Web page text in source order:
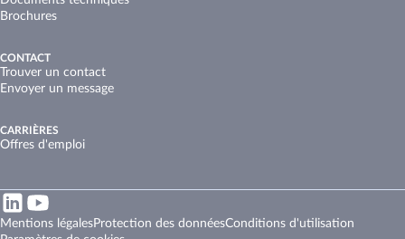
Brochures
CONTACT
Trouver un contact
Envoyer un message
CARRIÈRES
Offres d'emploi
Mentions légalesProtection des donnéesConditions d'utilisation